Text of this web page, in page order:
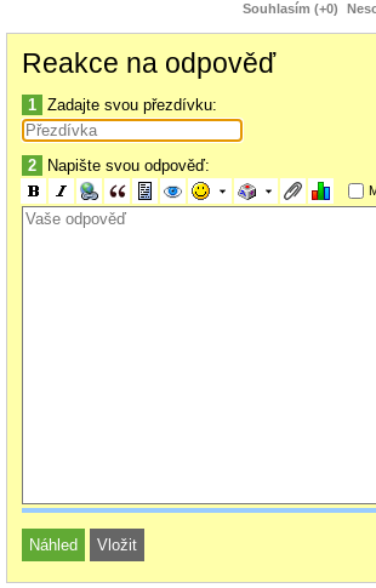
Souhlasím (+0)
Reakce na odpověď
1 Zadajte svou přezdívku:
2 Napište svou odpověď: